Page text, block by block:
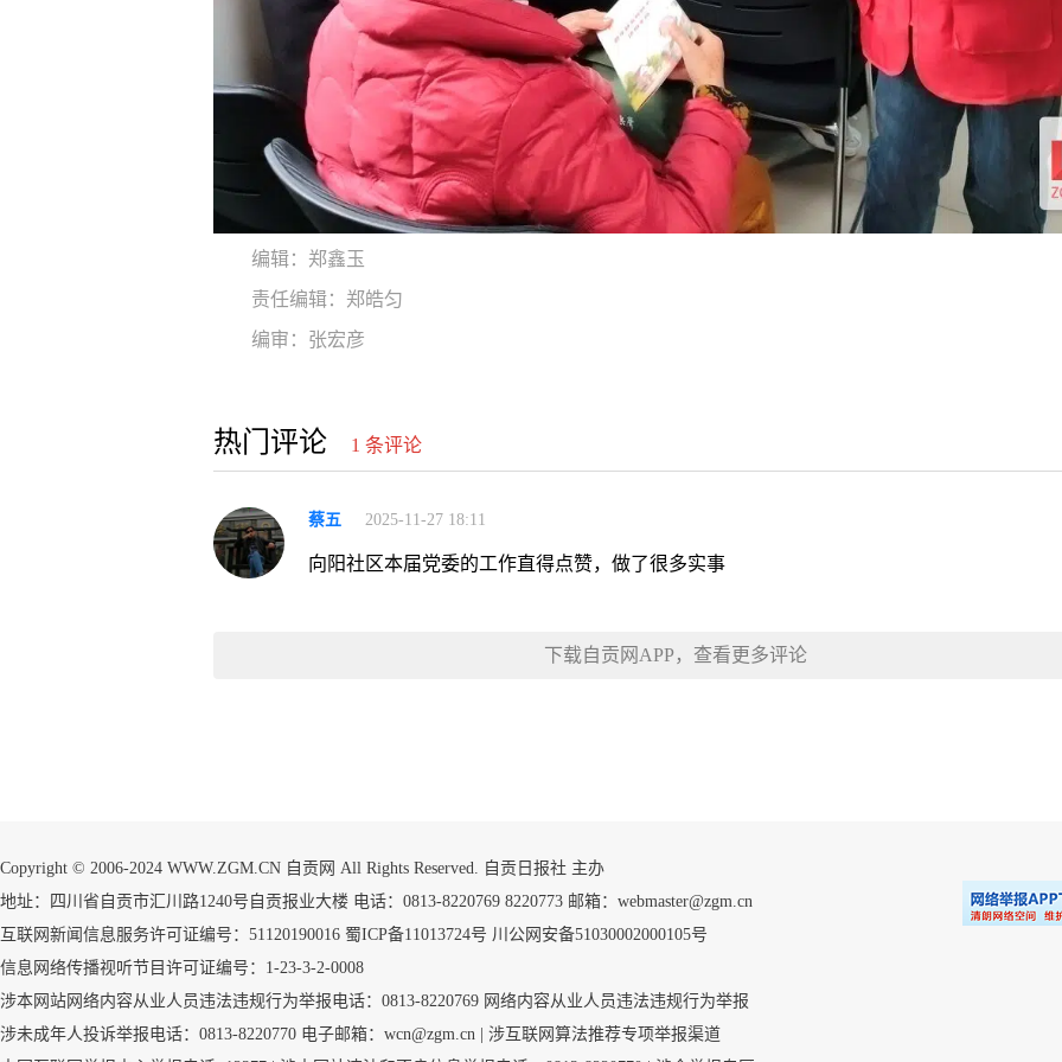
编辑：郑鑫玉
责任编辑：郑皓匀
编审：张宏彦
热门评论 1 条评论
蔡五 2025-11-27 18:11
向阳社区本届党委的工作直得点赞，做了很多实事
下载自贡网APP，查看更多评论
Copyright © 2006-2024 WWW.ZGM.CN 自贡网 All Rights Reserved. 自贡日报社 主办
地址：四川省自贡市汇川路1240号自贡报业大楼 电话：0813-8220769 8220773 邮箱：webmaster@zgm.cn
互联网新闻信息服务许可证编号：51120190016 蜀ICP备11013724号 川公网安备51030002000105号
信息网络传播视听节目许可证编号：1-23-3-2-0008
涉本网站网络内容从业人员违法违规行为举报电话：0813-8220769 网络内容从业人员违法违规行为举报
涉未成年人投诉举报电话：0813-8220770 电子邮箱：wcn@zgm.cn | 涉互联网算法推荐专项举报渠道